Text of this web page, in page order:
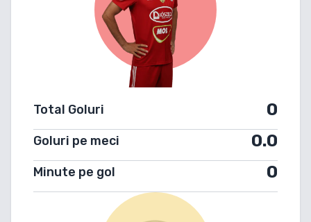
Total Goluri 0
Goluri pe meci 0.0
Minute pe gol 0